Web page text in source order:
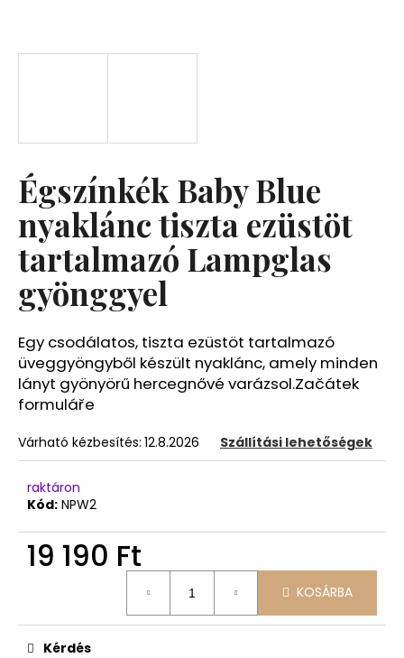
Égszínkék Baby Blue
nyaklánc tiszta ezüstöt
tartalmazó Lampglas
gyönggyel
Egy csodálatos, tiszta ezüstöt tartalmazó
üveggyöngyből készült nyaklánc, amely minden
lányt gyönyörű hercegnővé varázsol.Začátek
formuláře
Várható kézbesítés: 12.8.2026 Szállítási lehetőségek
raktáron
Kód: NPW2
19 190 Ft
KOSÁRBA
Kérdés
A
u
k